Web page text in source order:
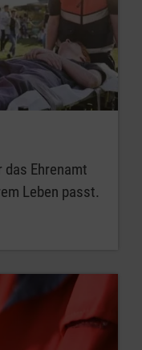
das Ehrenamt
Leben passt.